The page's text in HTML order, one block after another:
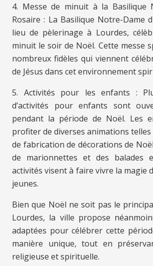
4. Messe de minuit à la Basilique
Rosaire : La Basilique Notre-Dame
lieu de pèlerinage à Lourdes,
minuit le soir de Noël. Cette messe
nombreux fidèles qui viennent
de Jésus dans cet environnement
5. Activités pour les enfants :
d’activités pour enfants sont
pendant la période de Noël. Les
profiter de diverses animations telles
de fabrication de décorations de
de marionnettes et des balades
activités visent à faire vivre la magie
jeunes.
Bien que Noël ne soit pas le
Lourdes, la ville propose
adaptées pour célébrer cette
manière unique, tout en
religieuse et spirituelle.